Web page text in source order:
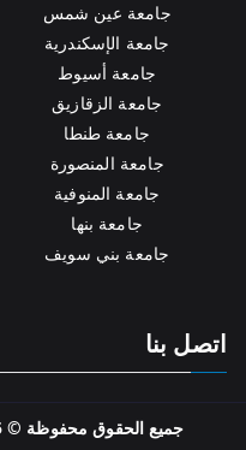
جامعة عين شمس
جامعة الإسكندرية
جامعة أسيوط
جامعة الزقازيق
جامعة طنطا
جامعة المنصورة
جامعة المنوفية
جامعة بنها
جامعة بني سويف
اتصل بنا
جميع الحقوق محفوظة © 2025 كلية التربية- جامعة سوهاج